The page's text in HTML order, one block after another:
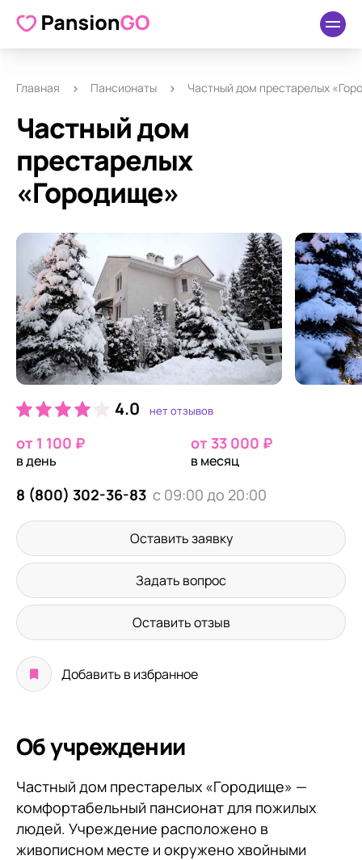
О пансионате Удобства Отзывы
Главная Пансионаты Частный дом престарелых
Частный дом
престарелых
«Городище»
4.0 нет отзывов
от 1 100 ₽
в день
от 33 000 ₽
в месяц
8 (800) 302-36-83 с 09:00 до 20:00
Оставить заявку
Задать вопрос
Оставить отзыв
Добавить в избранное
Об учреждении
Частный дом престарелых «Городище» —
комфортабельный пансионат для пожилых
людей. Учреждение расположено в
живописном месте и окружено хвойными